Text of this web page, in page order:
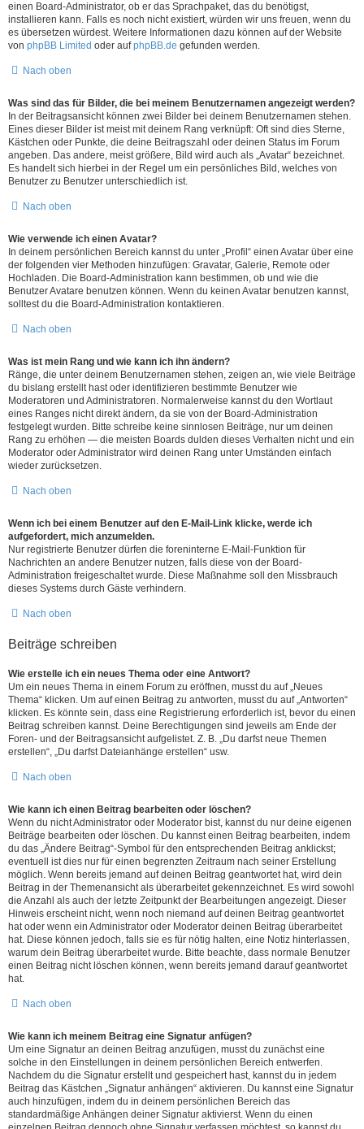
einen Board-Administrator, ob er das Sprachpaket, das du benötigst,
installieren kann. Falls es noch nicht existiert, würden wir uns freuen, wenn du
es übersetzen würdest. Weitere Informationen dazu können auf der Website
von phpBB Limited oder aufphpBB.de gefunden werden.
Nach oben
Was sind das für Bilder, die bei meinem Benutzernamen angezeigt werden?
In der Beitragsansicht können zwei Bilder bei deinem Benutzernamen stehen.
Eines dieser Bilder ist meist mit deinem Rang verknüpft: Oft sind dies Sterne,
Kästchen oder Punkte, die deine Beitragszahl oder deinen Status im Forum
angeben. Das andere, meist größere, Bild wird auch als „Avatar“ bezeichnet.
Es handelt sich hierbei in der Regel um ein persönliches Bild, welches von
Benutzer zu Benutzer unterschiedlich ist.
Nach oben
Wie verwende ich einen Avatar?
In deinem persönlichen Bereich kannst du unter „Profil“ einen Avatar über eine
der folgenden vier Methoden hinzufügen: Gravatar, Galerie, Remote oder
Hochladen. Die Board-Administration kann bestimmen, ob und wie die
Benutzer Avatare benutzen können. Wenn du keinen Avatar benutzen kannst,
solltest du die Board-Administration kontaktieren.
Nach oben
Was ist mein Rang und wie kann ich ihn ändern?
Ränge, die unter deinem Benutzernamen stehen, zeigen an, wie viele Beiträge
du bislang erstellt hast oder identifizieren bestimmte Benutzer wie
Moderatoren und Administratoren. Normalerweise kannst du den Wortlaut
eines Ranges nicht direkt ändern, da sie von der Board-Administration
festgelegt wurden. Bitte schreibe keine sinnlosen Beiträge, nur um deinen
Rang zu erhöhen — die meisten Boards dulden dieses Verhalten nicht und ein
Moderator oder Administrator wird deinen Rang unter Umständen einfach
wieder zurücksetzen.
Nach oben
Wenn ich bei einem Benutzer auf den E-Mail-Link klicke, werde ich
aufgefordert, mich anzumelden.
Nur registrierte Benutzer dürfen die foreninterne E-Mail-Funktion für
Nachrichten an andere Benutzer nutzen, falls diese von der Board-
Administration freigeschaltet wurde. Diese Maßnahme soll den Missbrauch
dieses Systems durch Gäste verhindern.
Nach oben
Beiträge schreiben
Wie erstelle ich ein neues Thema oder eine Antwort?
Um ein neues Thema in einem Forum zu eröffnen, musst du auf „Neues
Thema“ klicken. Um auf einen Beitrag zu antworten, musst du auf „Antworten“
klicken. Es könnte sein, dass eine Registrierung erforderlich ist, bevor du einen
Beitrag schreiben kannst. Deine Berechtigungen sind jeweils am Ende der
Foren- und der Beitragsansicht aufgelistet. Z. B. „Du darfst neue Themen
erstellen“, „Du darfst Dateianhänge erstellen“ usw.
Nach oben
Wie kann ich einen Beitrag bearbeiten oder löschen?
Wenn du nicht Administrator oder Moderator bist, kannst du nur deine eigenen
Beiträge bearbeiten oder löschen. Du kannst einen Beitrag bearbeiten, indem
du das „Ändere Beitrag“-Symbol für den entsprechenden Beitrag anklickst;
eventuell ist dies nur für einen begrenzten Zeitraum nach seiner Erstellung
möglich. Wenn bereits jemand auf deinen Beitrag geantwortet hat, wird dein
Beitrag in der Themenansicht als überarbeitet gekennzeichnet. Es wird sowohl
die Anzahl als auch der letzte Zeitpunkt der Bearbeitungen angezeigt. Dieser
Hinweis erscheint nicht, wenn noch niemand auf deinen Beitrag geantwortet
hat oder wenn ein Administrator oder Moderator deinen Beitrag überarbeitet
hat. Diese können jedoch, falls sie es für nötig halten, eine Notiz hinterlassen,
warum dein Beitrag überarbeitet wurde. Bitte beachte, dass normale Benutzer
einen Beitrag nicht löschen können, wenn bereits jemand darauf geantwortet
hat.
Nach oben
Wie kann ich meinem Beitrag eine Signatur anfügen?
Um eine Signatur an deinen Beitrag anzufügen, musst du zunächst eine
solche in den Einstellungen in deinem persönlichen Bereich entwerfen.
Nachdem du die Signatur erstellt und gespeichert hast, kannst du in jedem
Beitrag das Kästchen „Signatur anhängen“ aktivieren. Du kannst eine Signatur
auch hinzufügen, indem du in deinem persönlichen Bereich das
standardmäßige Anhängen deiner Signatur aktivierst. Wenn du einen